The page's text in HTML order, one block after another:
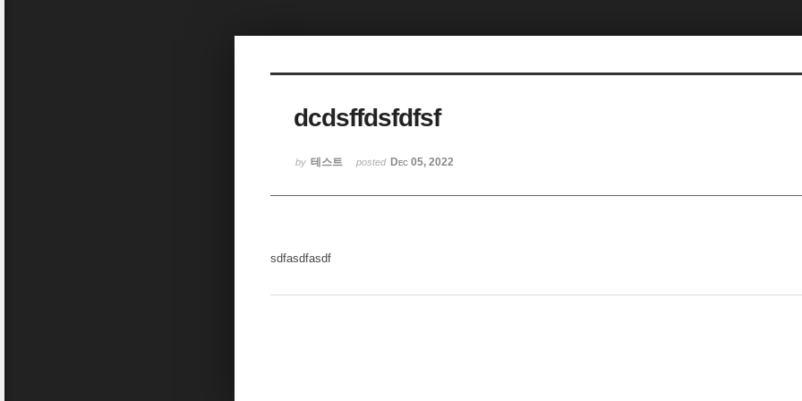
dcdsffdsfdfsf
by 테스트 posted Dec 05, 2022
sdfasdfasdf
Sketchbook5, 스케치북5
Sketchbook5, 스케치북5